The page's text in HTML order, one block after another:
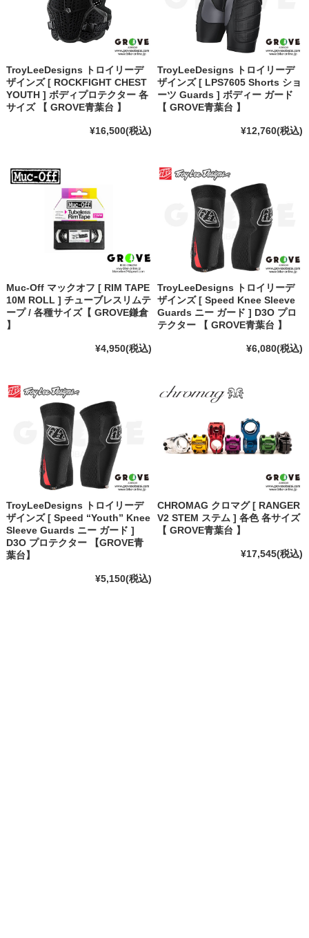
TroyLeeDesigns トロイリーデ
ザインズ [ ROCKFIGHT CHEST
YOUTH ] ボディプロテクター 各
サイズ 【 GROVE青葉台 】
¥16,500(税込)
TroyLeeDesigns トロイリーデ
ザインズ [ LPS7605 Shorts ショ
ーツ Guards ] ボディー ガード
【 GROVE青葉台 】
¥12,760(税込)
Muc-Off マックオフ [ RIM TAPE
10M ROLL ] チューブレスリムテ
ープ / 各種サイズ【 GROVE鎌倉
】
¥4,950(税込)
TroyLeeDesigns トロイリーデ
ザインズ [ Speed Knee Sleeve
Guards ニー ガード ] D3O プロ
テクター 【 GROVE青葉台 】
¥6,080(税込)
TroyLeeDesigns トロイリーデ
ザインズ [ Speed “Youth” Knee
Sleeve Guards ニー ガード ]
D3O プロテクター 【GROVE青
葉台】
¥5,150(税込)
CHROMAG クロマグ [ RANGER
V2 STEM ステム ] 各色 各サイズ
【 GROVE青葉台 】
¥17,545(税込)